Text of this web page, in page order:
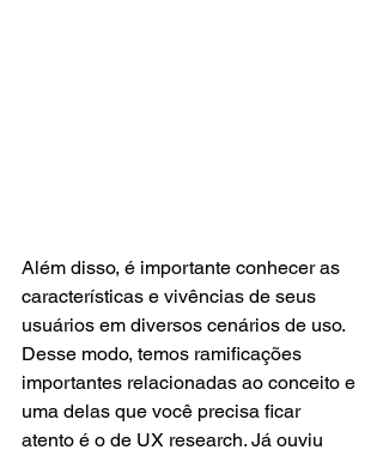
Além disso, é importante conhecer as
características e vivências de seus
usuários em diversos cenários de uso.
Desse modo, temos ramificações
importantes relacionadas ao conceito e
uma delas que você precisa ficar
atento é o de UX research. Já ouviu